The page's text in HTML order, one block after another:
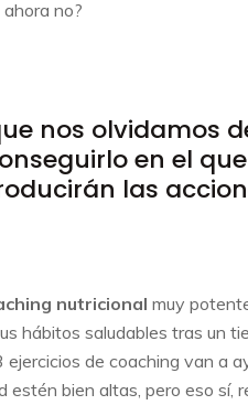
no?
nos olvidamos
en el
las
nutricional muy
hábitos saludables tras un
de coaching van a
bien altas, pero eso sí,